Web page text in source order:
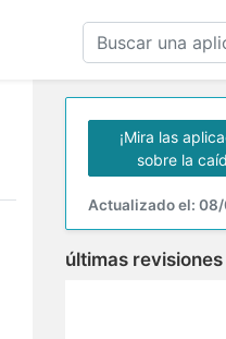
¡Mira las
sobre la
Actualizado el:
últimas revisiones